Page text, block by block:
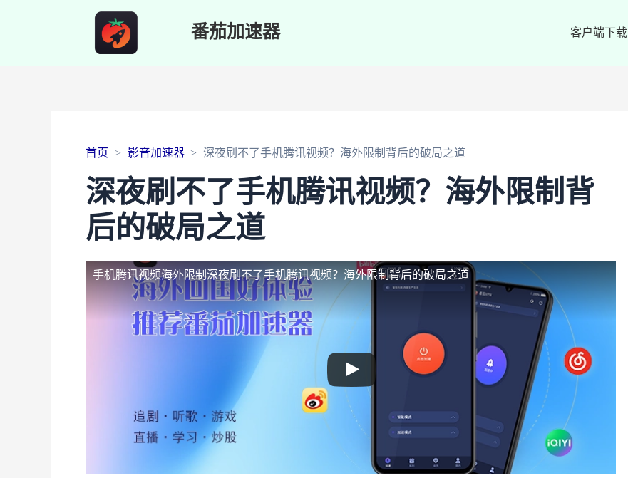
番茄加速器 客户端下载
首页 影音加速器 深夜刷不了手机腾讯视频？海外限制背后的破局之道
深夜刷不了手机腾讯视频？海外限制背
后的破局之道
手机腾讯视频海外限制深夜刷不了手机腾讯视频？海外限制背后的破局之道